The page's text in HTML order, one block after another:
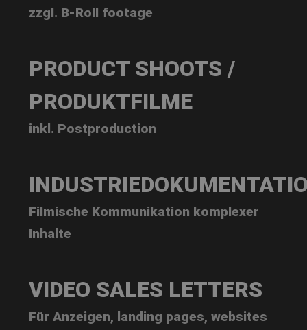
zzgl. B-Roll footage
PRODUCT SHOOTS /
PRODUKTFILME
inkl. Postproduction
Filmische Kommunikation komplexer
Inhalte
VIDEO SALES LETTERS
Für Anzeigen, landing pages, websites